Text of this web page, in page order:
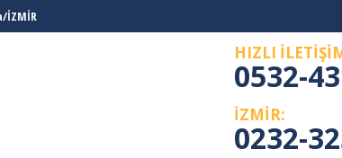
İZMİR
HIZLI
0532-
İZMİR:
0232-
HABERLER BIZE ULAŞIN